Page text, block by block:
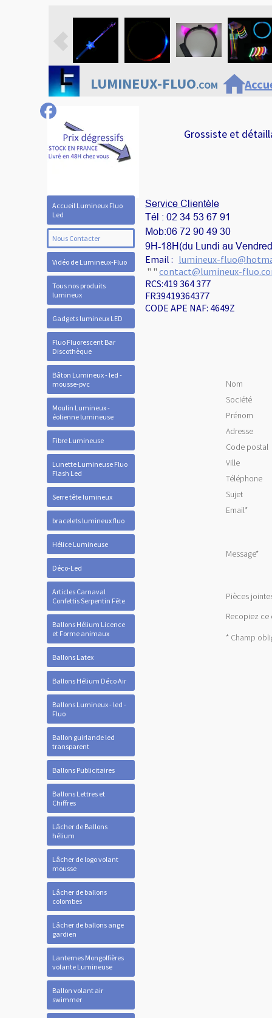
Accueil Lumineux Fluo
Led
Nous Contacter
Vidéo de Lumineux-Fluo
Tous nos produits
lumineux
Gadgets lumineux LED
Fluo Fluorescent Bar
Discothèque
Bâton Lumineux - led -
mousse-pvc
Moulin Lumineux -
éolienne lumineuse
Fibre Lumineuse
Lunette Lumineuse Fluo
Flash Led
Serre tête lumineux
bracelets lumineux fluo
Hélice Lumineuse
Déco-Led
Articles Carnaval
Confettis Serpentin Fête
Ballons Hélium Licence
et Forme animaux
Ballons Latex
Ballons Hélium Déco Air
Ballons Lumineux - led -
Fluo
Ballon guirlande led
transparent
Ballons Publicitaires
Ballons Lettres et
Chiffres
Lâcher de Ballons
hélium
Lâcher de logo volant
mousse
Lâcher de ballons
colombes
Lâcher de ballons ange
gardien
Lanternes Mongolfières
volante Lumineuse
Ballon volant air
swimmer
LUMINEUX-FLUO.COMhome
Grossiste et
Service Clientèle
Tél : 02 34 53 67 91
Mob:06 72 90 49 30
9H-18H(du Lundi au
Email : lumineux-
" " contact@lumineux-
RCS:419 364 377
FR39419364377
CODE APE NAF: 4649Z
Nom
Société
Prénom
Adresse
Code postal
Ville
Téléphone
Sujet
Email*
Message*
Pièces
Recopiez ce
* Champ